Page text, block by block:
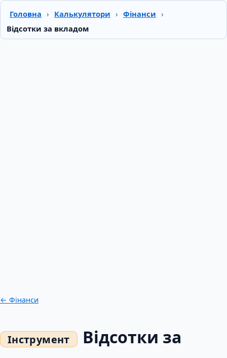
Головна › Калькулятори › Фінанси ›
Відсотки за вкладом
← Фінанси
Відсотки за